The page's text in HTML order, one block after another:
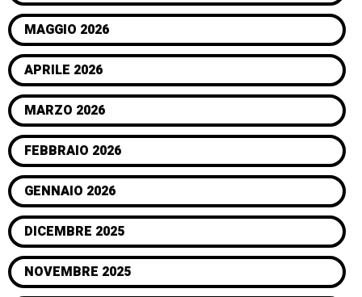
MAGGIO 2026
APRILE 2026
MARZO 2026
FEBBRAIO 2026
GENNAIO 2026
DICEMBRE 2025
NOVEMBRE 2025